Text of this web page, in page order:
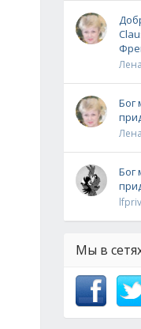
Лена
Бог
Лена
Бог
Мы в